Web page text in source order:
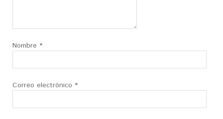
Nombre *
Correo electrónico *